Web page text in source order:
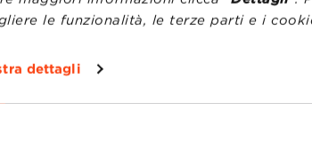
le funzionalità, le terze parti e i
dettagli
TRASPARENZA
PRIVACY